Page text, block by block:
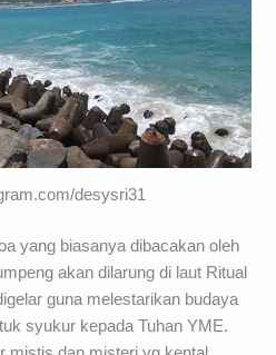
desysri31
yang biasanya dibacakan oleh
akan dilarung di laut Ritual
guna melestarikan budaya
syukur kepada Tuhan YME.